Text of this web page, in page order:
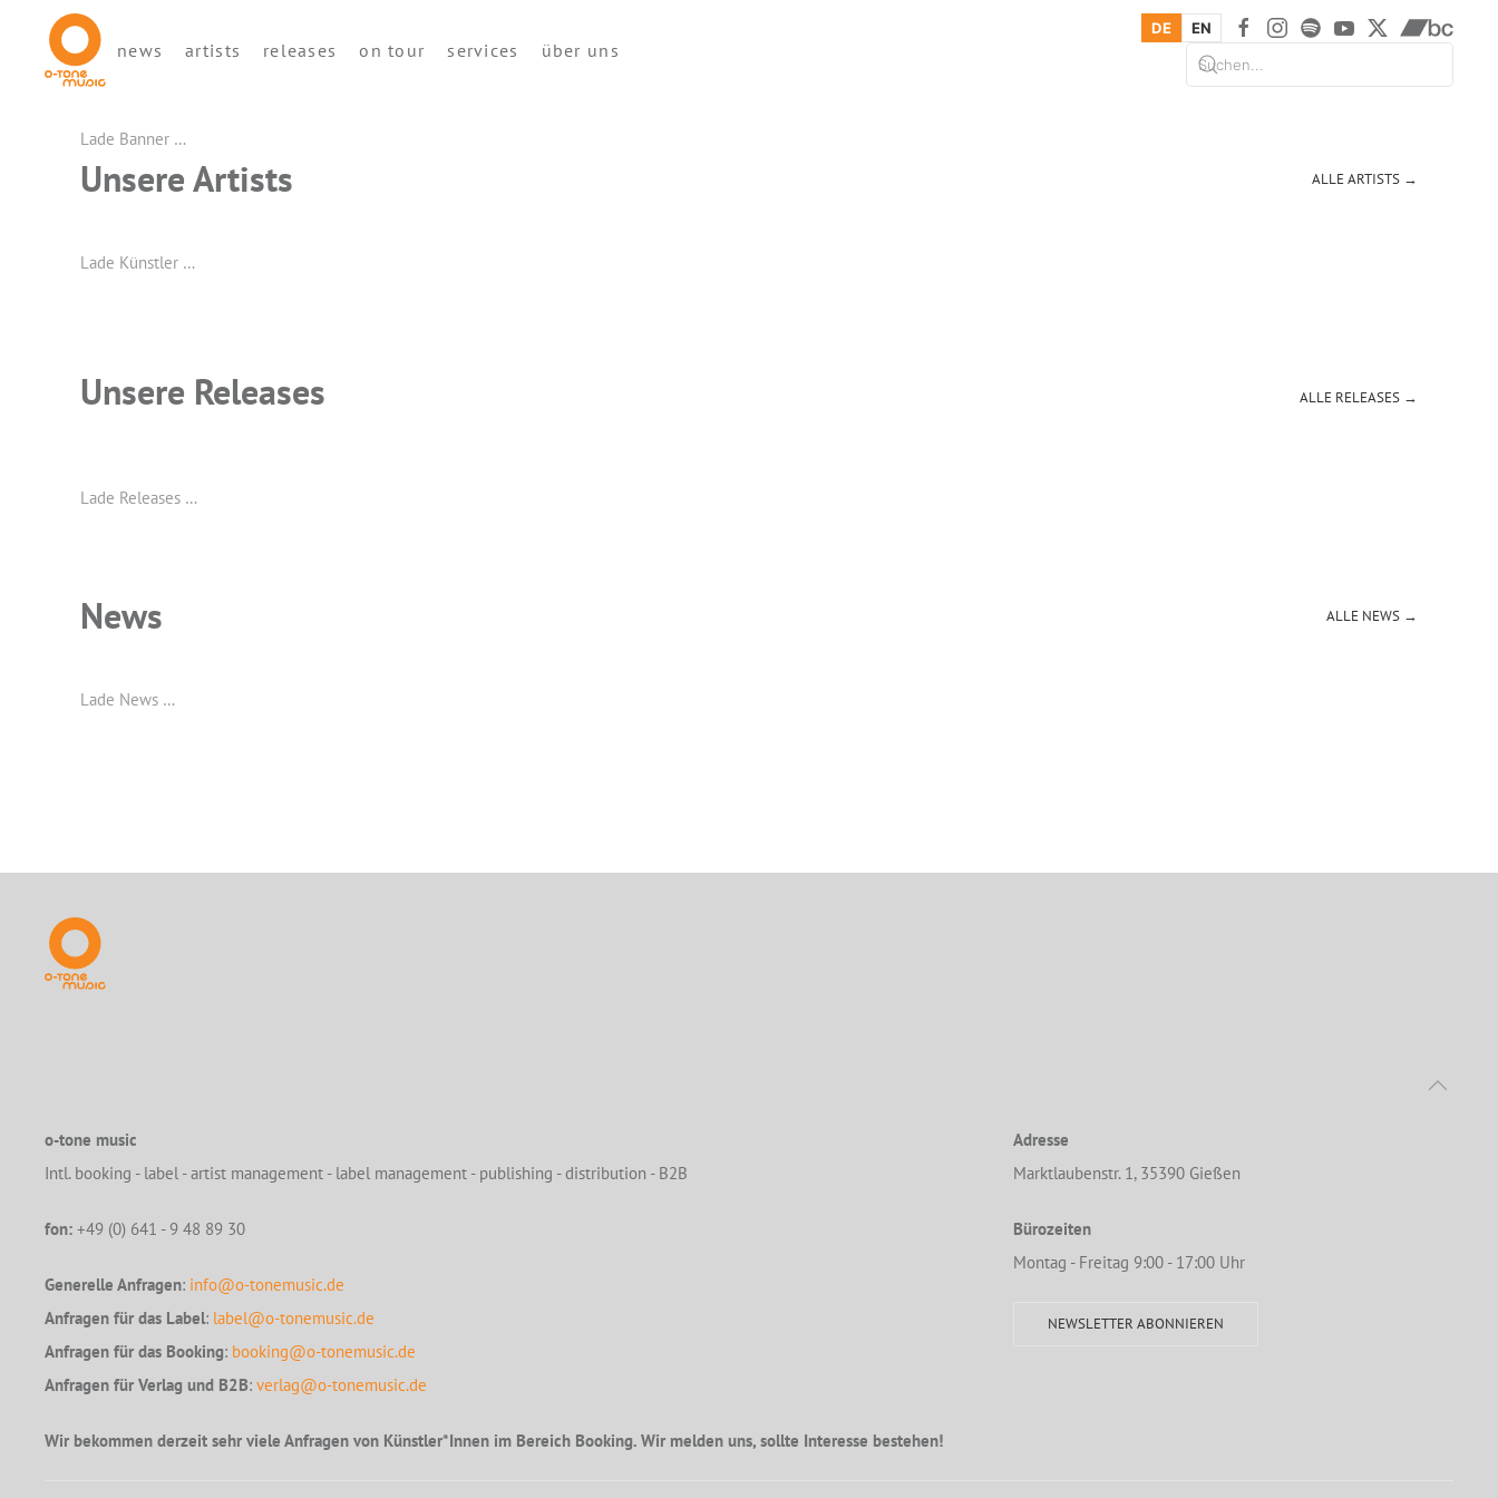
news artists releases on tour services über uns
DE EN
Lade Banner …
Unsere Artists ALLE ARTISTS →
Lade Künstler …
Unsere Releases ALLE RELEASES →
Lade Releases …
News ALLE NEWS →
Lade News …
o-tone music
Intl. booking - label - artist management - label management - publishing - distribution - B2B
fon: +49 (0) 641 - 9 48 89 30
Generelle Anfragen: info@o-tonemusic.de
Anfragen für das Label: label@o-tonemusic.de
Anfragen für das Booking: booking@o-tonemusic.de
Anfragen für Verlag und B2B: verlag@o-tonemusic.de
Wir bekommen derzeit sehr viele Anfragen von Künstler*Innen im Bereich Booking. Wir melden uns, sollte Interesse bestehen!
Adresse
Marktlaubenstr. 1, 35390 Gießen
Bürozeiten
Montag - Freitag 9:00 - 17:00 Uhr
NEWSLETTER ABONNIEREN